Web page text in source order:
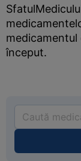
început.